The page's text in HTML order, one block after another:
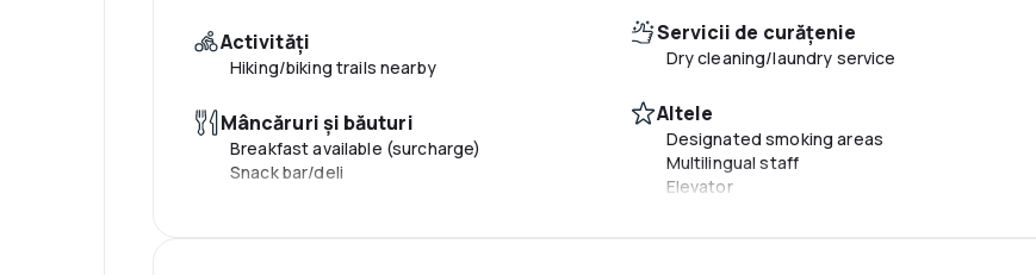
Activităţi
Hiking/biking trails nearby
Mâncăruri și băuturi
Breakfast available (surcharge)
Snack bar/deli
Servicii de curățenie
Dry cleaning/laundry service
Altele
Designated smoking areas
Multilingual staff
Elevator